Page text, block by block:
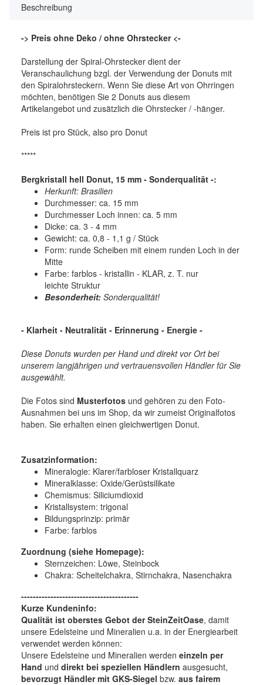
Beschreibung
-> Preis ohne Deko / ohne Ohrstecker <-
Darstellung der Spiral-Ohrstecker dient der
Veranschaulichung bzgl. der Verwendung der Donuts mit
den Spiralohrsteckern. Wenn Sie diese Art von Ohrringen
möchten, benötigen Sie 2 Donuts aus diesem
Artikelangebot und zusätzlich die Ohrstecker / -hänger.
Preis ist pro Stück, also pro Donut
*****
Bergkristall hell Donut, 15 mm - Sonderqualität -:
Herkunft: Brasilien
Durchmesser: ca. 15 mm
Durchmesser Loch innen: ca. 5 mm
Dicke: ca. 3 - 4 mm
Gewicht: ca. 0,8 - 1,1 g / Stück
Form: runde Scheiben mit einem runden Loch in der
Mitte
Farbe: farblos - kristallin - KLAR, z. T. nur
leichte Struktur
Besonderheit: Sonderqualität!
- Klarheit - Neutralität - Erinnerung - Energie -
Diese Donuts wurden per Hand und direkt vor Ort bei
unserem langjährigen und vertrauensvollen Händler für Sie
ausgewählt.
Die Fotos sind Musterfotos und gehören zu den Foto-
Ausnahmen bei uns im Shop, da wir zumeist Originalfotos
haben. Sie erhalten einen gleichwertigen Donut.
Zusatzinformation:
Mineralogie: Klarer/farbloser Kristallquarz
Mineralklasse: Oxide/Gerüstsilikate
Chemismus: Siliciumdioxid
Kristallsystem: trigonal
Bildungsprinzip: primär
Farbe: farblos
Zuordnung (siehe Homepage):
Sternzeichen: Löwe, Steinbock
Chakra: Scheitelchakra, Stirnchakra, Nasenchakra
----------------------------------------
Kurze Kundeninfo:
Qualität ist oberstes Gebot der SteinZeitOase, damit
unsere Edelsteine und Mineralien u.a. in der Energiearbeit
verwendet werden können:
Unsere Edelsteine und Mineralien werden einzeln per
Hand und direkt bei speziellen Händlern ausgesucht,
bevorzugt Händler mit GKS-Siegel bzw. aus fairem